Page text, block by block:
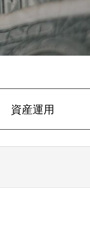
資産運用